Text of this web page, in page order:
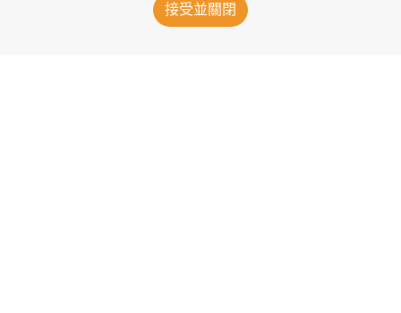
接受並關閉
13小時前